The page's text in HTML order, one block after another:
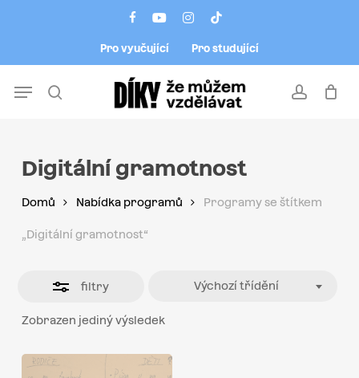
facebookyoutubeinstagram
tiktok
Pro vyučující Pro studující
account
Menu
Digitální gramotnost
Domů Nabídka programů Programy se štítkem
„Digitální gramotnost“
filtry
Zobrazen jediný výsledek
Výchozí třídění